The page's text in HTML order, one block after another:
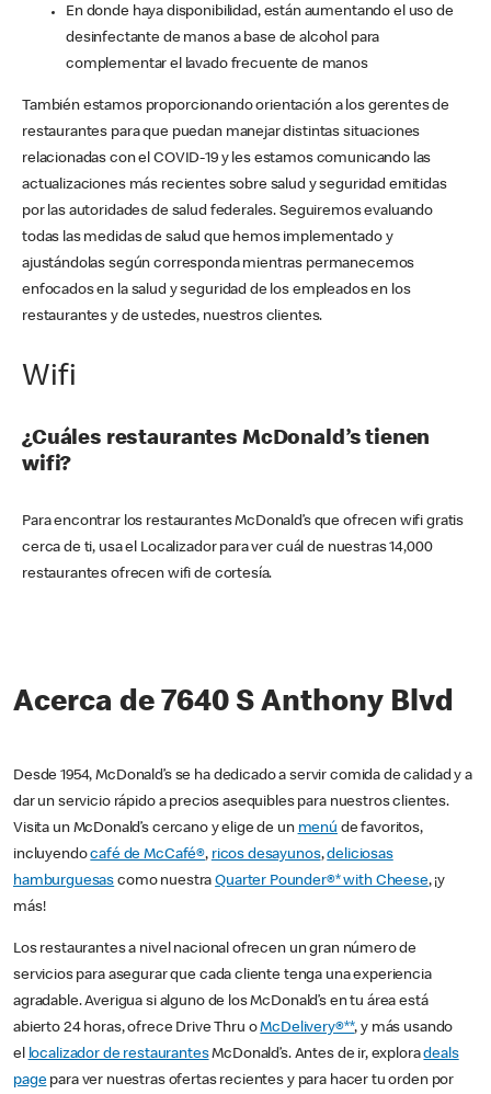
En donde haya disponibilidad, están aumentando el uso de
desinfectante de manos a base de alcohol para
complementar el lavado frecuente de manos
También estamos proporcionando orientación a los gerentes de
restaurantes para que puedan manejar distintas situaciones
relacionadas con el COVID-19 y les estamos comunicando las
actualizaciones más recientes sobre salud y seguridad emitidas
por las autoridades de salud federales. Seguiremos evaluando
todas las medidas de salud que hemos implementado y
ajustándolas según corresponda mientras permanecemos
enfocados en la salud y seguridad de los empleados en los
restaurantes y de ustedes, nuestros clientes.
Wifi
¿Cuáles restaurantes McDonald’s tienen
wifi?
Para encontrar los restaurantes McDonald’s que ofrecen wifi gratis
cerca de ti, usa el Localizador para ver cuál de nuestras 14,000
restaurantes ofrecen wifi de cortesía.
Acerca de 7640 S Anthony Blvd
Desde 1954, McDonald’s se ha dedicado a servir comida de calidad y a
dar un servicio rápido a precios asequibles para nuestros clientes.
Visita un McDonald’s cercano y elige de un menú de favoritos,
incluyendocafé de McCafé®, ricos desayunos,deliciosas
hamburguesas como nuestraQuarter Pounder®* with Cheese, ¡y
más!
Los restaurantes a nivel nacional ofrecen un gran número de
servicios para asegurar que cada cliente tenga una experiencia
agradable. Averigua si alguno de los McDonald’s en tu área está
abierto 24 horas, ofrece Drive Thru oMcDelivery®**, y más usando
el localizador de restaurantesMcDonald’s. Antes de ir, exploradeals
pagepara ver nuestras ofertas recientes y para hacer tu orden por